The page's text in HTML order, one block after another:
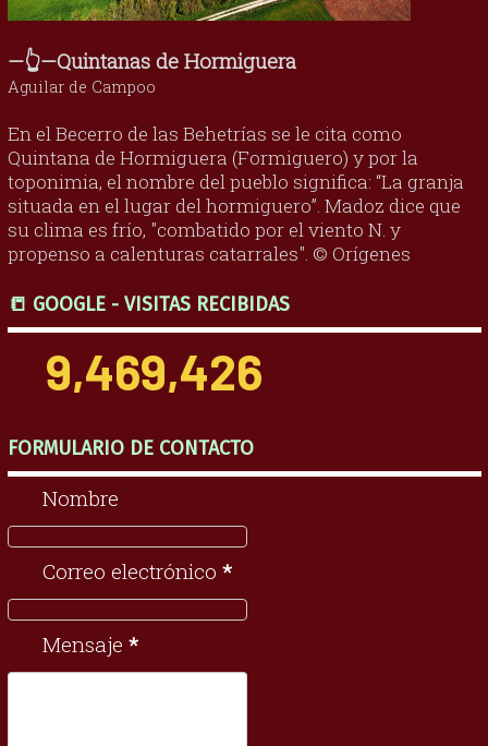
—👆—Quintanas de Hormiguera
Aguilar de Campoo
En el Becerro de las Behetrías se le cita como
Quintana de Hormiguera (Formiguero) y por la
toponimia, el nombre del pueblo significa: “La granja
situada en el lugar del hormiguero”. Madoz dice que
su clima es frío, "combatido por el viento N. y
propenso a calenturas catarrales". © Orígenes
📒 GOOGLE - VISITAS RECIBIDAS
9,469,426
FORMULARIO DE CONTACTO
Nombre
Correo electrónico *
Mensaje *